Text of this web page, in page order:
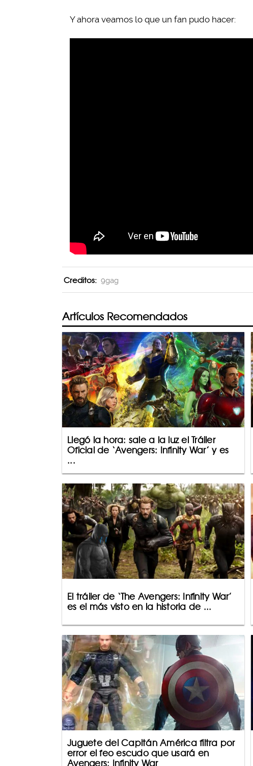
Y ahora veamos lo que un fan pudo hacer:
Creditos: 9gag
Artículos Recomendados
Llegó la hora: sale a la luz el Tráiler
Oficial de ‘Avengers: Infinity War’ y es
...
El tráiler de ‘The Avengers: Infinity War’
es el más visto en la historia de ...
Juguete del Capitán América filtra por
error el feo escudo que usará en
Avengers: Infinity War